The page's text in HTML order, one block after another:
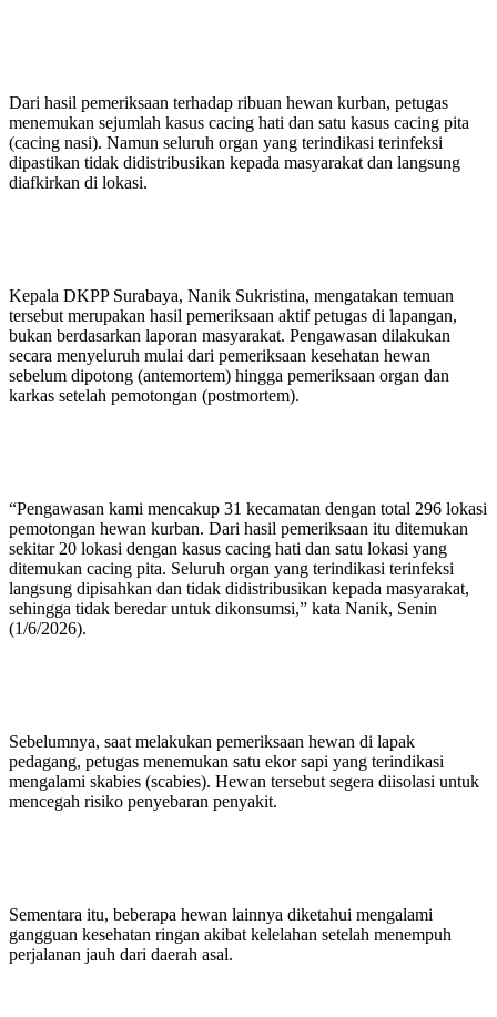
Dari hasil pemeriksaan terhadap ribuan hewan kurban, petugas
menemukan sejumlah kasus cacing hati dan satu kasus cacing pita
(cacing nasi). Namun seluruh organ yang terindikasi terinfeksi
dipastikan tidak didistribusikan kepada masyarakat dan langsung
diafkirkan di lokasi.
Kepala DKPP Surabaya, Nanik Sukristina, mengatakan temuan
tersebut merupakan hasil pemeriksaan aktif petugas di lapangan,
bukan berdasarkan laporan masyarakat. Pengawasan dilakukan
secara menyeluruh mulai dari pemeriksaan kesehatan hewan
sebelum dipotong (antemortem) hingga pemeriksaan organ dan
karkas setelah pemotongan (postmortem).
“Pengawasan kami mencakup 31 kecamatan dengan total 296 lokasi
pemotongan hewan kurban. Dari hasil pemeriksaan itu ditemukan
sekitar 20 lokasi dengan kasus cacing hati dan satu lokasi yang
ditemukan cacing pita. Seluruh organ yang terindikasi terinfeksi
langsung dipisahkan dan tidak didistribusikan kepada masyarakat,
sehingga tidak beredar untuk dikonsumsi,” kata Nanik, Senin
(1/6/2026).
Sebelumnya, saat melakukan pemeriksaan hewan di lapak
pedagang, petugas menemukan satu ekor sapi yang terindikasi
mengalami skabies (scabies). Hewan tersebut segera diisolasi untuk
mencegah risiko penyebaran penyakit.
Sementara itu, beberapa hewan lainnya diketahui mengalami
gangguan kesehatan ringan akibat kelelahan setelah menempuh
perjalanan jauh dari daerah asal.